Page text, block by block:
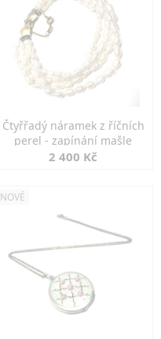
Čtyřřadý náramek z říčních
perel - zapínání mašle
2 400 Kč
NOVÉ